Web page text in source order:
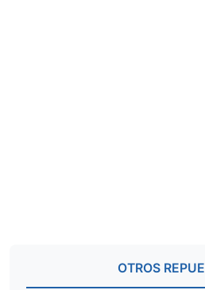
OTROS